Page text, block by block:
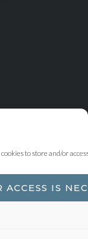
to store and/or
IS